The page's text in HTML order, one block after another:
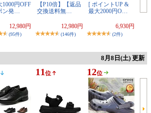
1000円OFF
ン発…
12,980円
(95件)
【P10倍】【返品
交換送料無…
12,980円
(146件)
[ ポイントUP &
最大2000円O…
6,930円
(2件)
8月8日(土) 更新
11 位 12位